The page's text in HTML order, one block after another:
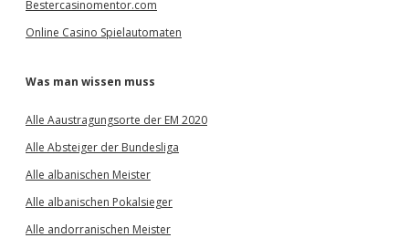
Bestercasinomentor.com
Online Casino Spielautomaten
Was man wissen muss
Alle Aaustragungsorte der EM 2020
Alle Absteiger der Bundesliga
Alle albanischen Meister
Alle albanischen Pokalsieger
Alle andorranischen Meister